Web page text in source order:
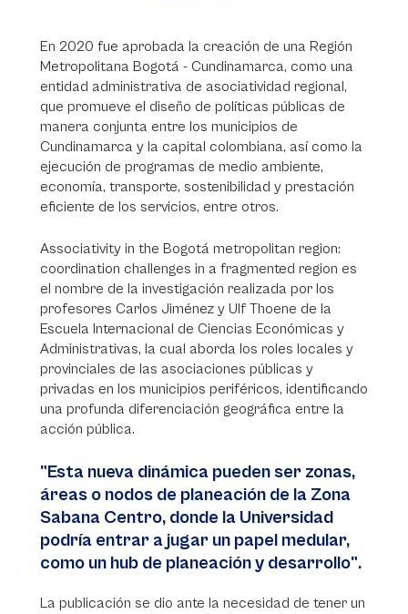
En 2020 fue aprobada la creación de una Región
Metropolitana Bogotá - Cundinamarca, como una
entidad administrativa de asociatividad regional,
que promueve el diseño de políticas públicas de
manera conjunta entre los municipios de
Cundinamarca y la capital colombiana, así como la
ejecución de programas de medio ambiente,
economía, transporte, sostenibilidad y prestación
eficiente de los servicios, entre otros.
Associativity in the Bogotá metropolitan region:
coordination challenges in a fragmented region es
el nombre de la investigación realizada por los
profesores Carlos Jiménez y Ulf Thoene de la
Escuela Internacional de Ciencias Económicas y
Administrativas, la cual aborda los roles locales y
provinciales de las asociaciones públicas y
privadas en los municipios periféricos, identificando
una profunda diferenciación geográfica entre la
acción pública.
"Esta nueva dinámica pueden ser zonas,
áreas o nodos de planeación de la Zona
Sabana Centro, donde la Universidad
podría entrar a jugar un papel medular,
como un hub de planeación y desarrollo".
La publicación se dio ante la necesidad de tener un